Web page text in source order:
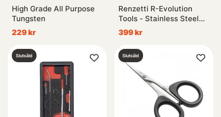
High Grade All Purpose
Tungsten
229 kr
Renzetti R-Evolution
Tools - Stainless Steel
Teaser S
399 kr
Slutsåld Slutsåld